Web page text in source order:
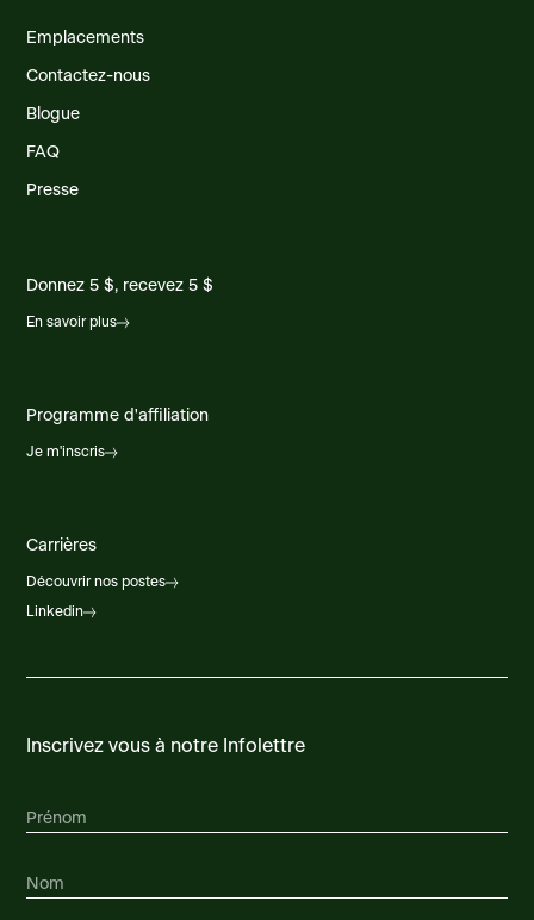
Emplacements
Contactez-nous
Blogue
FAQ
Presse
Donnez 5 $, recevez 5 $
En savoir plus
Programme d'affiliation
Je m'inscris
Carrières
Découvrir nos postes
Linkedin
Inscrivez vous à notre Infolettre